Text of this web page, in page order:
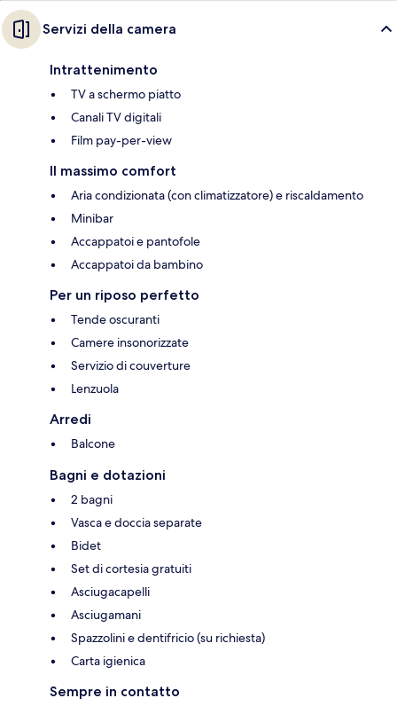
Servizi della camera
Intrattenimento
TV a schermo piatto
Canali TV digitali
Film pay-per-view
Il massimo comfort
Aria condizionata (con climatizzatore) e riscaldamento
Minibar
Accappatoi e pantofole
Accappatoi da bambino
Per un riposo perfetto
Tende oscuranti
Camere insonorizzate
Servizio di couverture
Lenzuola
Arredi
Balcone
Bagni e dotazioni
2 bagni
Vasca e doccia separate
Bidet
Set di cortesia gratuiti
Asciugacapelli
Asciugamani
Spazzolini e dentifricio (su richiesta)
Carta igienica
Sempre in contatto